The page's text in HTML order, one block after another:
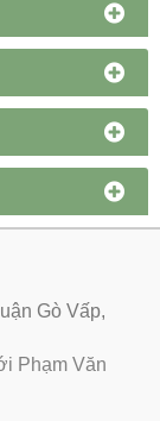
Gò Vấp,
Phạm Văn